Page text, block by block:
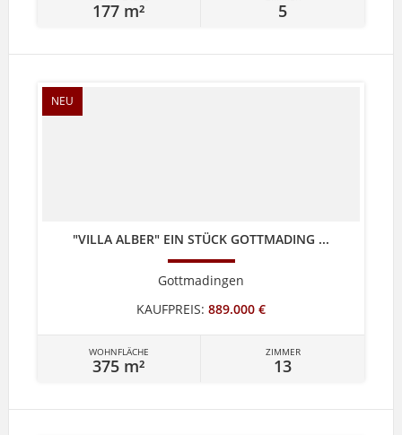
177 m² 5
NEU
"VILLA ALBER" EIN STÜCK GOTTMADING ...
Gottmadingen
KAUFPREIS: 889.000 €
WOHNFLÄCHE
375 m²
ZIMMER
13